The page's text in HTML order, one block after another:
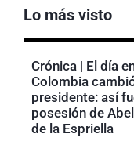
Lo más visto
Crónica | El día
Colombia
presidente: así
posesión de
de la Espriella